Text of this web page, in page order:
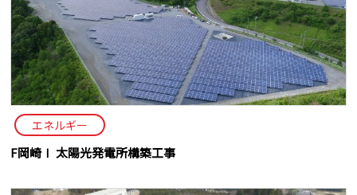
エネルギー
F岡崎Ⅰ 太陽光発電所構築工事